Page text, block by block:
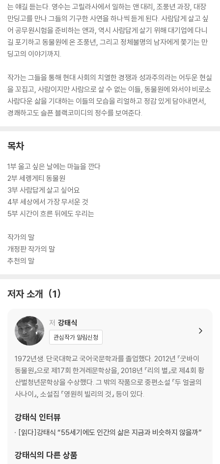
는 얘길 듣는다. 영수는 고릴라사에서 일하는 앤 대리, 조풍년 과장, 대장
만딩고를 만나 그들의 기구한 사연을 하나씩 듣게 된다. 사람답게 살고 싶
어 공무원시험을 준비하는 앤과, 역시 사람답게 살기 위해 대기업에 다니
길 포기하고 동물원에 온 조풍년, 그리고 정체불명의 남자에게 쫓기는 만
딩고의 이야기까지.
작가는 그들을 통해 현대 사회의 치열한 경쟁과 성과주의라는 어두운 현실
을 꼬집고, 사람이지만 사람으로 살 수 없는 이들, 동물원에 와서야 비로소
사람다운 삶을 기대하는 이들의 모습을 리얼하고 정감 있게 담아내면서,
경쾌하고도 슬픈 블랙코미디의 정수를 보여준다.
목차
1부 울고 싶은 날에는 마늘을 깐다
2부 세렝게티 동물원
3부 사람답게 살고 싶어요
4부 세상에서 가장 무서운 것
5부 시간이 흐른 뒤에도 우리는
작가의 말
개정판 작가의 말
추천의 말
저자 소개 1
저 강태식
관심작가 알림신청
1972년생. 단국대학교 국어국문학과를 졸업했다. 2012년 『굿바이
동물원』으로 제17회 한겨레문학상을, 2018년 『리의 별』로 제4회 황
산벌청년문학상을 수상했다. 그 밖의 작품으로 중편소설 『두 얼굴의
사나이』, 소설집 『영원히 빌리의 것』 등이 있다.
강태식 인터뷰
[읽다]강태식 “55세기에도 인간의 삶은 지금과 비슷하지 않을까”
강태식의 다른 상품